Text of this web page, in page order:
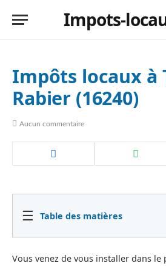
Impots-
Impôts locaux à
Rabier (16240)
Aucun commentaire
☰ Table des matières
Vous venez de vous installer dans le